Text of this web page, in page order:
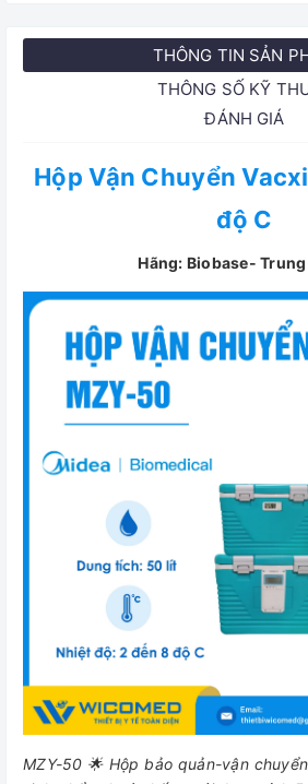
THÔNG TIN SẢN
THÔNG SỐ KỸ
ĐÁNH GIÁ
Hộp Vận Chuyển
độ C
Hãng: Biobase-
MZY-50 🌟 Hộp bảo quản-vận